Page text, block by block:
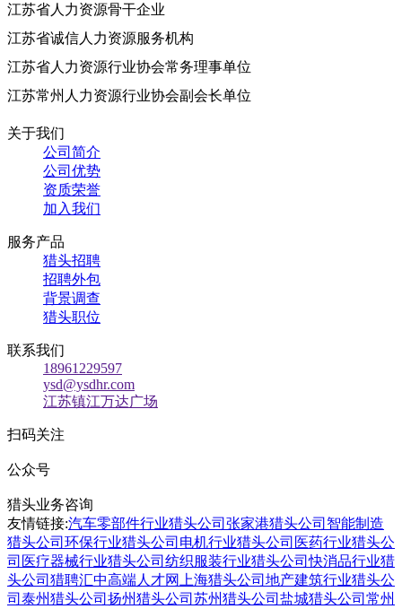
江苏省人力资源骨干企业
江苏省诚信人力资源服务机构
江苏省人力资源行业协会常务理事单位
江苏常州人力资源行业协会副会长单位
关于我们
公司简介
公司优势
资质荣誉
加入我们
服务产品
猎头招聘
招聘外包
背景调查
猎头职位
联系我们
18961229597
ysd@ysdhr.com
江苏镇江万达广场
扫码关注
公众号
猎头业务咨询
友情链接:汽车零部件行业猎头公司 张家港猎头公司 智能制造
猎头公司 环保行业猎头公司 电机行业猎头公司 医药行业猎头公
司 医疗器械行业猎头公司 纺织服装行业猎头公司快消品行业猎
头公司 猎聘汇中高端人才网上海猎头公司 地产建筑行业猎头公
司 泰州猎头公司 扬州猎头公司 苏州猎头公司 盐城猎头公司 常州